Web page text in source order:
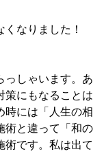
なりました！
っしゃいます。あ
策にもなることは
時には「人生の相
術と違って「和の
術です。私は出て